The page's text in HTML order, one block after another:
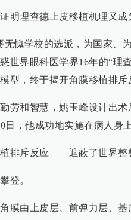
明理查德上皮移植机理又成
无愧学校的选派，为国家、
世界眼科医学界16年的“理
型，终于揭开角膜移植排斥
劳和智慧，姚玉峰设计出
日，他成功地实施在病人身上
排斥反应——遮蔽了世界整
登。
膜由上皮层、前弹力层、